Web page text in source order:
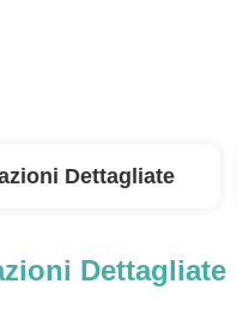
Dettagliate
Dettagliate